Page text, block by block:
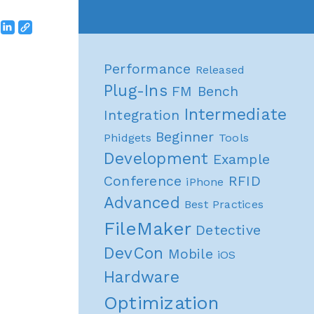
Performance Released
Plug-Ins FM Bench
Integration Intermediate
Phidgets Beginner Tools
Development Example
Conference iPhone RFID
Advanced Best Practices
FileMaker Detective
DevCon Mobile iOS
Hardware
Optimization